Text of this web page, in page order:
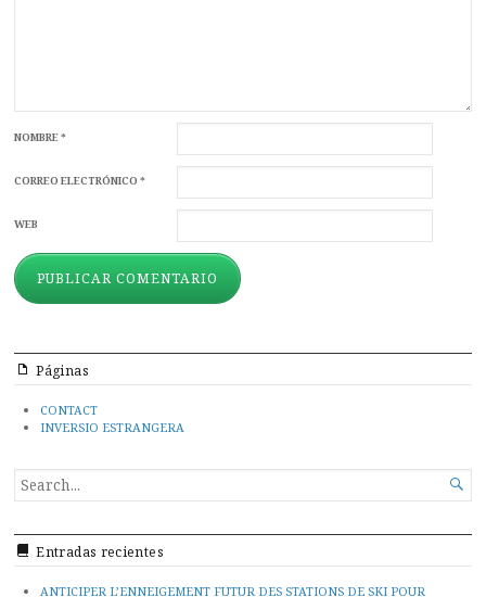
NOMBRE*
CORREO ELECTRÓNICO *
WEB
Páginas
CONTACT
INVERSIO ESTRANGERA
SEARCH
FOR...

Entradas recientes
ANTICIPER L’ENNEIGEMENT FUTUR DES STATIONS DE SKI POUR